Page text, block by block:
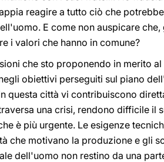
reagire a tutto ciò che
E come non auspicare
i valori che hanno in comune?
che sto proponendo in merito
obiettivi perseguiti sul piano
questa città vi contribuiscono
una crisi, rendono difficile il
è più urgente. Le esigenze
che motivano la produzione e gli
dell'uomo non restino da una